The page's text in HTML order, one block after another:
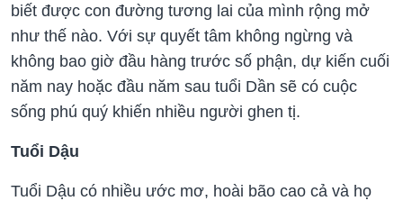
biết được con đường tương lai của mình rộng mở
như thế nào. Với sự quyết tâm không ngừng và
không bao giờ đầu hàng trước số phận, dự kiến cuối
năm nay hoặc đầu năm sau tuổi Dần sẽ có cuộc
sống phú quý khiến nhiều người ghen tị.
Tuổi Dậu
Tuổi Dậu có nhiều ước mơ, hoài bão cao cả và họ